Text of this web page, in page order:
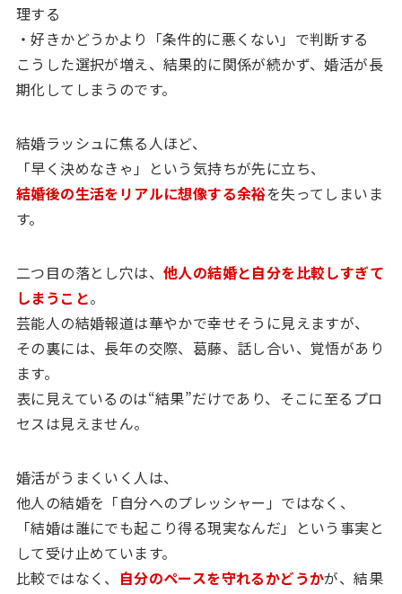
理する
・好きかどうかより「条件的に悪くない」で判断する
こうした選択が増え、結果的に関係が続かず、婚活が長
期化してしまうのです。
結婚ラッシュに焦る人ほど、
「早く決めなきゃ」という気持ちが先に立ち、
結婚後の生活をリアルに想像する余裕を失ってしまいま
す。
二つ目の落とし穴は、 他人の結婚と自分を比較しすぎて
しまうこと。
芸能人の結婚報道は華やかで幸せそうに見えますが、
その裏には、長年の交際、葛藤、話し合い、覚悟があり
ます。
表に見えているのは“結果”だけであり、そこに至るプロ
セスは見えません。
婚活がうまくいく人は、
他人の結婚を「自分へのプレッシャー」ではなく、
「結婚は誰にでも起こり得る現実なんだ」という事実と
して受け止めています。
比較ではなく、 自分のペースを守れるかどうかが、結果